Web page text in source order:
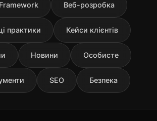
Веб-розробка
практики Кейси клієнтів
Новини Особисте
SEO Безпека